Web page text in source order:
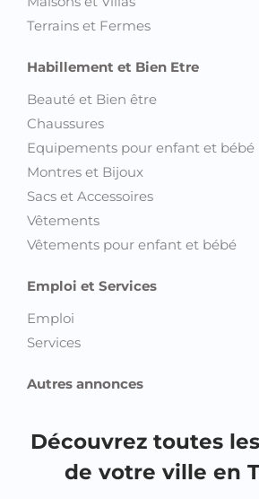
Terrains et Fermes
Habillement et Bien Etre
Beauté et Bien être
Chaussures
Equipements pour enfant et bébé
Montres et Bijoux
Sacs et Accessoires
Vêtements
Vêtements pour enfant et bébé
Emploi et Services
Emploi
Services
Autres annonces
Découvrez toutes
de votre ville en